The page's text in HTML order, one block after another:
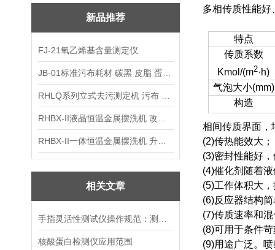
新品推荐
FJ-21氧乙烯基含量测定仪
相关文章
核酸蛋白检测仪应用范围
多相传质性能
特点
传质系数
Kmol/(m2·h)
气泡大小(mm)
构造
相间传质界面，
(2)传热能效大；
(3)密封性能好
(4)催化剂随着
(5)工作体积大
(6)反应器结构
(7)传质速率和
(8)可用于条件
(9)用途广泛。